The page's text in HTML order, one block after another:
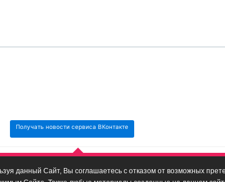
Получать новости сервиса ВКонтакте
данный Сайт, Вы соглашаетесь с отказом от возможных